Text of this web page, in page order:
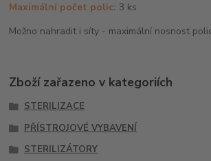
Maximální počet polic: 3 ks
Možno nahradit i síty - maximální nosnost
Zboží zařazeno v kategoriích
STERILIZACE
PŘÍSTROJOVÉ VYBAVENÍ
STERILIZÁTORY